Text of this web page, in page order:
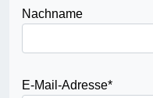
Nachname
E-Mail-Adresse*